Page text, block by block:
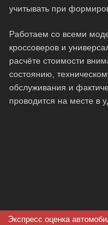
учитывать при
Работаем со всеми
кроссоверов и
расчёте стоимости
состоянию,
обслуживания и
проводится на месте в
Экспресс оценка